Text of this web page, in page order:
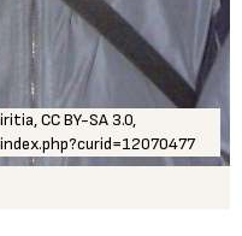
CC BY-SA 3.0,